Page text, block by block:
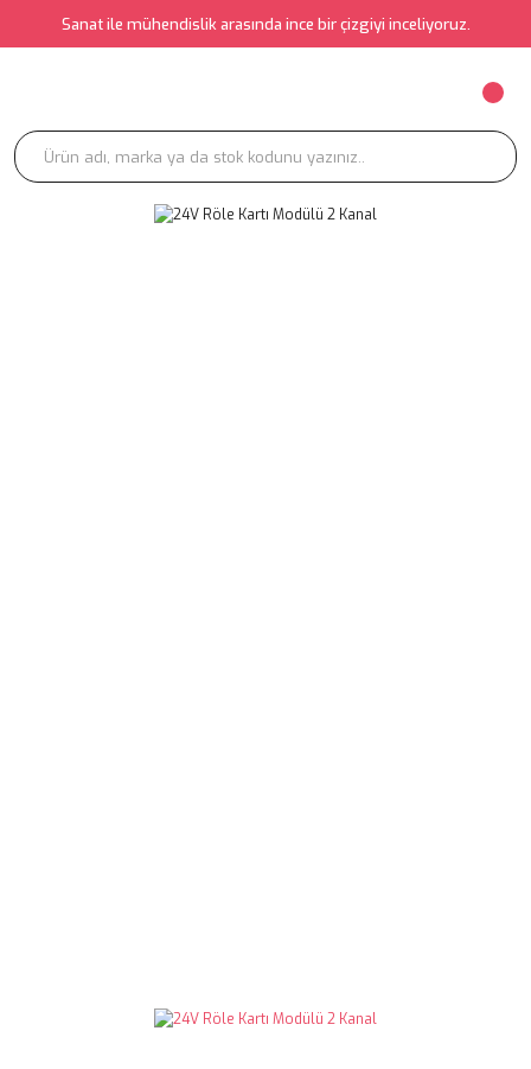
Sanat ile mühendislik arasında ince bir çizgiyi inceliyoruz.